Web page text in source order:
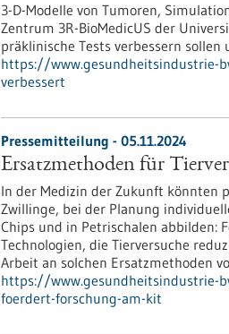
3-D-Modelle von Tumoren,
Zentrum 3R-BioMedicUS der
präklinische Tests verbessern
https://www.gesundheitsindustrie-
verbessert
Pressemitteilung - 05.11.2024
Ersatzmethoden für
In der Medizin der Zukunft könnten
Zwillinge, bei der Planung
Chips und in Petrischalen abbilden:
Technologien, die Tierversuche
Arbeit an solchen Ersatzmethoden
https://www.gesundheitsindustrie-
foerdert-forschung-am-kit